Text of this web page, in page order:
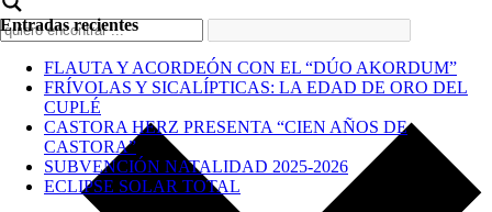
Entradas recientes
FLAUTA Y ACORDEÓN CON EL “DÚO AKORDUM”
FRÍVOLAS Y SICALÍPTICAS: LA EDAD DE ORO DEL
CUPLÉ
CASTORA HERZ PRESENTA “CIEN AÑOS DE
CASTORA”
SUBVENCIÓN NATALIDAD 2025-2026
ECLIPSE SOLAR TOTAL